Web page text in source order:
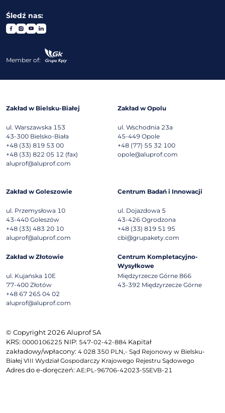
Śledź nas:
Member of:
Zakład w Bielsku-Białej
ul. Warszawska 153
43-300 Bielsko-Biała
+48 (33) 819 53 00
+48 (33) 822 05 12 (fax)
aluprof@aluprof.com
Zakład w Opolu
ul. Wschodnia 23a
45-449 Opole
+48 (77) 55 32 100
opole@aluprof.com
Zakład w Goleszowie
ul. Przemysłowa 10
43-440 Goleszów
+48 (33) 483 20 10
aluprof@aluprof.com
Centrum Badań i Innowacji
ul. Dojazdowa 5
43-426 Ogrodzona
+48 (33) 819 51 95
cbi@grupakety.com
Zakład w Złotowie
ul. Kujańska 10E
77-400 Złotów
+48 67 265 04 02
aluprof@aluprof.com
Centrum Kompletacyjno-
Wysyłkowe
Międzyrzecze Górne 866
43-392 Międzyrzecze Górne
© Copyright 2026 Aluprof SA
KRS: 0000106225 NIP: 547-02-42-884 Kapitał
zakładowy/wpłacony: 4 028 350 PLN,- Sąd Rejonowy w Bielsku-
Białej VIII Wydział Gospodarczy Krajowego Rejestru Sądowego
Adres do e-doręczeń: AE:PL-96706-42023-SSEVB-21